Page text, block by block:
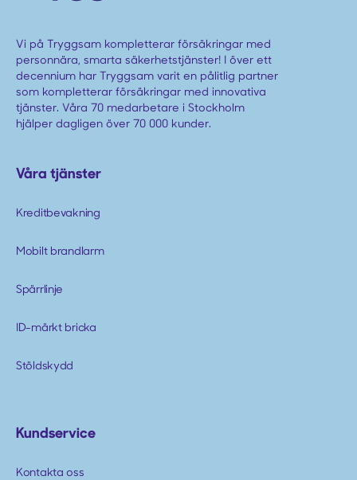
Vi på Tryggsam kompletterar försäkringar med
personnära, smarta säkerhetstjänster! I över ett
decennium har Tryggsam varit en pålitlig partner
som kompletterar försäkringar med innovativa
tjänster. Våra 70 medarbetare i Stockholm
hjälper dagligen över 70 000 kunder.
Våra tjänster
Kreditbevakning
Mobilt brandlarm
Spärrlinje
ID-märkt bricka
Stöldskydd
Kundservice
Kontakta oss